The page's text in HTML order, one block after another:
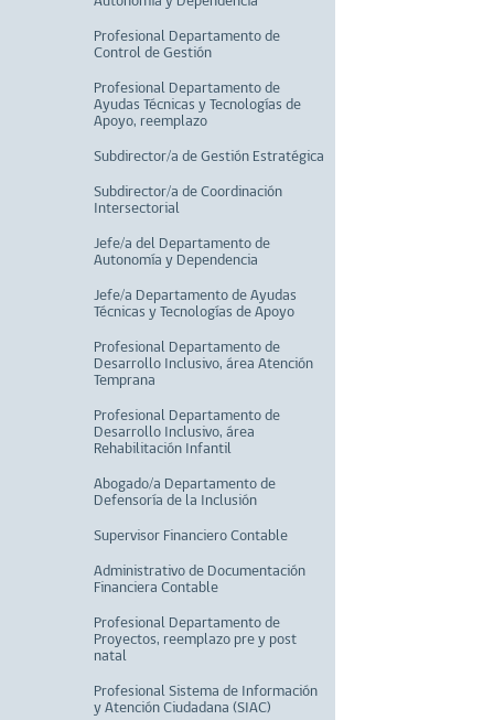
Profesional Departamento de
Control de Gestión
Profesional Departamento de
Ayudas Técnicas y Tecnologías de
Apoyo, reemplazo
Subdirector/a de Gestión Estratégica
Subdirector/a de Coordinación
Intersectorial
Jefe/a del Departamento de
Autonomía y Dependencia
Jefe/a Departamento de Ayudas
Técnicas y Tecnologías de Apoyo
Profesional Departamento de
Desarrollo Inclusivo, área Atención
Temprana
Profesional Departamento de
Desarrollo Inclusivo, área
Rehabilitación Infantil
Abogado/a Departamento de
Defensoría de la Inclusión
Supervisor Financiero Contable
Administrativo de Documentación
Financiera Contable
Profesional Departamento de
Proyectos, reemplazo pre y post
natal
Profesional Sistema de Información
y Atención Ciudadana (SIAC)